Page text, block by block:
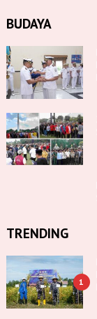
BUDAYA
TRENDING
1